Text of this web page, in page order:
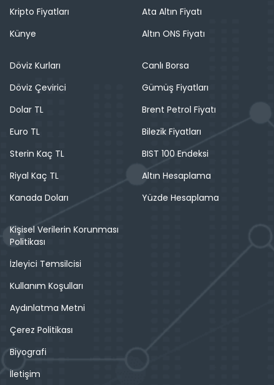
Kripto Fiyatları
Künye
Ata Altın Fiyatı
Altın ONS Fiyatı
Döviz Kurları
Döviz Çevirici
Dolar TL
Euro TL
Sterin Kaç TL
Riyal Kaç TL
Kanada Doları
Canlı Borsa
Gümüş Fiyatları
Brent Petrol Fiyatı
Bilezik Fiyatları
BIST 100 Endeksi
Altın Hesaplama
Yüzde Hesaplama
Kişisel Verilerin Korunması
Politikası
İzleyici Temsilcisi
Kullanım Koşulları
Aydınlatma Metni
Çerez Politikası
Biyografi
İletişim